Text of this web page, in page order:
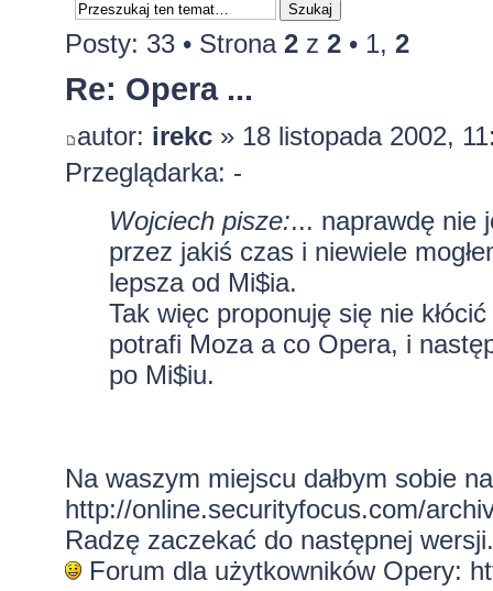
Posty: 33 • Strona 2z 2• 1, 2
Re: Opera ...
autor: irekc» 18 listopada 2002,
Przeglądarka: -
Wojciech pisze:... naprawdę nie
przez jakiś czas i niewiele
lepsza od Mi$ia.
Tak więc proponuję się nie
potrafi Moza a co Opera, i
po Mi$iu.
Na waszym miejscu dałbym sobie
http://online.securityfocus.com/
Radzę zaczekać do następnej
Forum dla użytkowników Opery: